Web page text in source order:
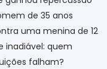
de 35 anos
uma menina de 12
inadiável: quem
falham?